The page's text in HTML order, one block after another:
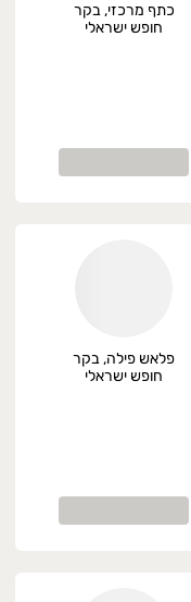
כתף מרכזי, בקר
חופש ישראלי
פלאש פילה, בקר
חופש ישראלי